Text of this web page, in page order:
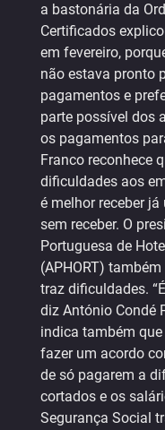
a bastonária da
Certificados
em fevereiro,
não estava pronto
pagamentos e
parte possível dos
os pagamentos
Franco reconhece
dificuldades aos
é melhor receber
sem receber. O
Portuguesa de
(APHORT)
traz dificuldades.
diz António Condé
indica também
fazer um acordo
de só pagarem a
cortados e os
Segurança Social